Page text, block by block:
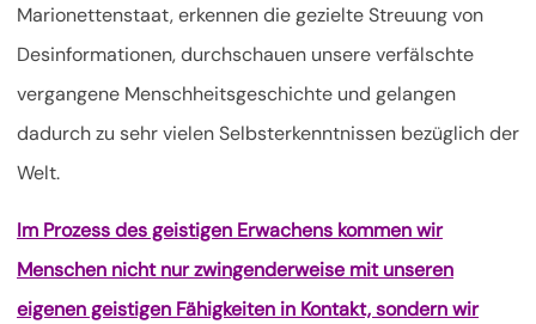
Marionettenstaat, erkennen die gezielte Streuung von
Desinformationen, durchschauen unsere verfälschte
vergangene Menschheitsgeschichte und gelangen
dadurch zu sehr vielen Selbsterkenntnissen bezüglich der
Welt.
Im Prozess des geistigen Erwachens kommen wir
Menschen nicht nur zwingenderweise mit unseren
eigenen geistigen Fähigkeiten in Kontakt, sondern wir